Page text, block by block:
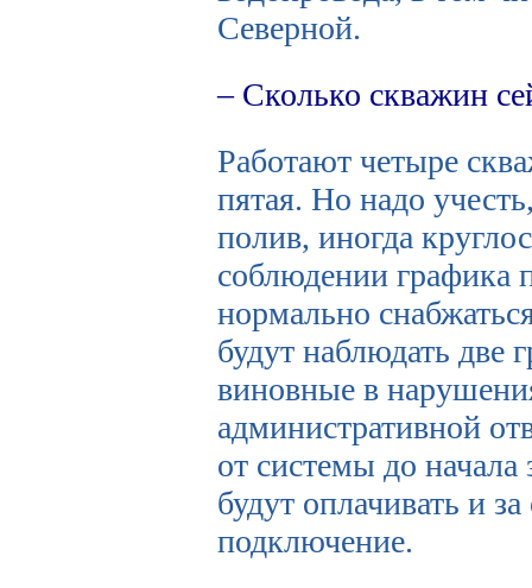
Северной.
– Сколько скважин
Работают четыре
пятая. Но надо
полив, иногда
соблюдении графика
нормально
будут наблюдать
виновные в
административной
от системы до
будут оплачивать и
подключение.